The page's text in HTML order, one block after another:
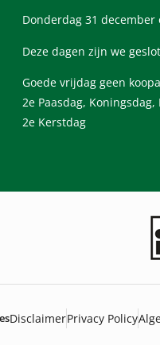
Donderdag 31 december
Deze dagen zijn we
Goede vrijdag geen
2e Paasdag,
2e Kerstdag
DisclaimerPrivacy Policy